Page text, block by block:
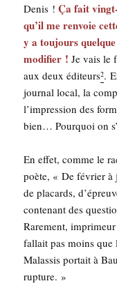
Denis !Ça fait
qu’il me ren­voie
y a tou­jours quelque
modi­fier ! Je vais le
aux deux édi­teurs2.
jour­nal local, la
l’impression des
bien… Pour­quoi on
En effet, comme le
poète, « De février
de pla­cards,
conte­nant des
Rare­ment,
fal­lait pas moins que
Malas­sis por­tait à
rupture. »